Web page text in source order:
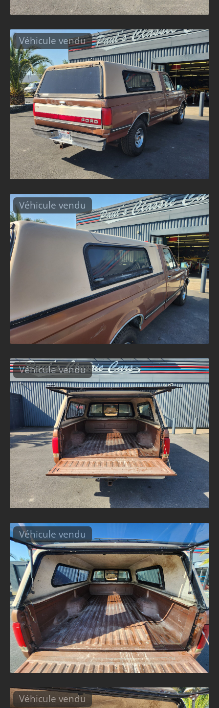
Véhicule vendu
Véhicule vendu
Véhicule vendu
Véhicule vendu
Véhicule vendu